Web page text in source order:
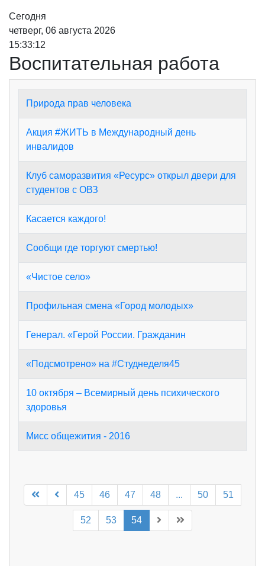
Сегодня
четверг, 06 августа 2026
15:33:12
Воспитательная работа
Природа прав человека
Акция #ЖИТЬ в Международный день
инвалидов
Клуб саморазвития «Ресурс» открыл двери для
студентов с ОВЗ
Касается каждого!
Сообщи где торгуют смертью!
«Чистое село»
Профильная смена «Город молодых»
Генерал. «Герой России. Гражданин
«Подсмотрено» на #Студнеделя45
10 октября – Всемирный день психического
здоровья
Мисс общежития - 2016
45 46 47 48 ... 50 51
52 53 54